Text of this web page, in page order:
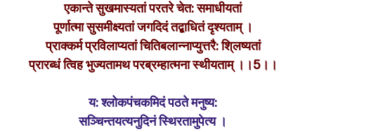
एकान्ते सुखमास्यतां परतरे चेत: समाधीयतां
पूर्णात्मा सुसमीक्ष्यतां जगदिदं तद्बाधितं दृश्यताम् ।
प्राक्कर्म प्रविलाप्यतां चितिबलान्नाप्युत्तरै: शि्लष्यतां
प्रारब्धं त्विह भुज्यतामथ परब्रम्हात्मना स्थीयताम् ।।5।।
य: श्लोकपंचकमिदं पठते मनुष्य:
सञ्चिन्तयत्यनुदिनं स्थिरतामुपेत्य ।